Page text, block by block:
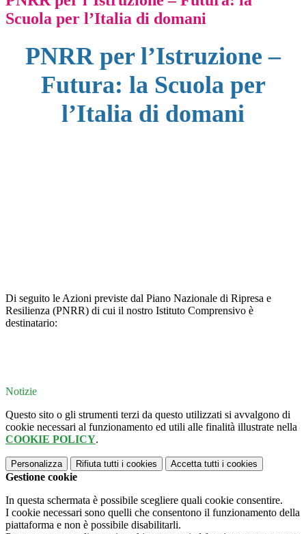
Scuola per l’Italia di domani
PNRR per l’Istruzione –
Futura: la Scuola per
l’Italia di domani
Di seguito le Azioni previste dal Piano Nazionale di Ripresa e
Resilienza (PNRR) di cui il nostro Istituto Comprensivo è
destinatario:
Notizie
Questo sito o gli strumenti terzi da questo utilizzati si avvalgono di
cookie necessari al funzionamento ed utili alle finalità illustrate nella
COOKIE POLICY.
Personalizza Rifiuta tutti i cookies Accetta tutti i cookies
Gestione cookie
In questa schermata è possibile scegliere quali cookie consentire.
I cookie necessari sono quelli che consentono il funzionamento della
piattaforma e non è possibile disabilitarli.